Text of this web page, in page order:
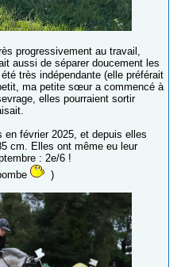
progressivement au travail,
aussi de séparer doucement les
très indépendante (elle préférait
ma petite sœur a commencé à
elles pourraient sortir
en février 2025, et depuis elles
cm. Elles ont même eu leur
: 2e/6 !
)